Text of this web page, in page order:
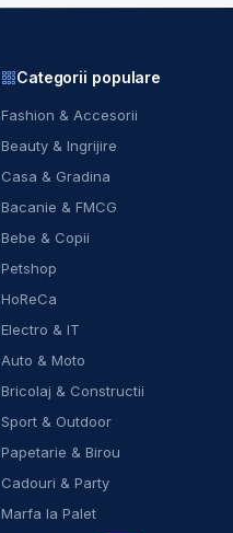
Categorii populare
Fashion & Accesorii
Beauty & Ingrijire
Casa & Gradina
Bacanie & FMCG
Bebe & Copii
Petshop
HoReCa
Electro & IT
Auto & Moto
Bricolaj & Constructii
Sport & Outdoor
Papetarie & Birou
Cadouri & Party
Marfa la Palet